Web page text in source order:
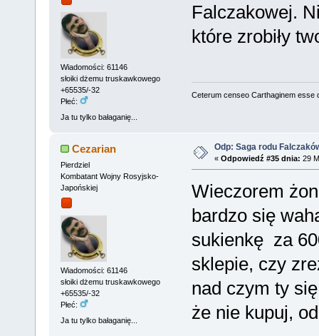
Wiadomości: 61146
słoiki dżemu truskawkowego
+65535/-32
Płeć:
Ja tu tylko bałaganię...
Falczakowej.
które zrobiły
Ceterum censeo Carthaginem esse
Cezarian
Pierdziel
Kombatant Wojny Rosyjsko-
Japońskiej
Wiadomości: 61146
słoiki dżemu truskawkowego
+65535/-32
Płeć:
Ja tu tylko bałaganię...
Odp: Saga rodu
« Odpowiedź #35 dnia: 29
Wieczorem
bardzo się
sukienkę za
sklepie, czy
nad czym ty
że nie kupuj,